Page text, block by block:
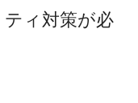
ィ対策が必